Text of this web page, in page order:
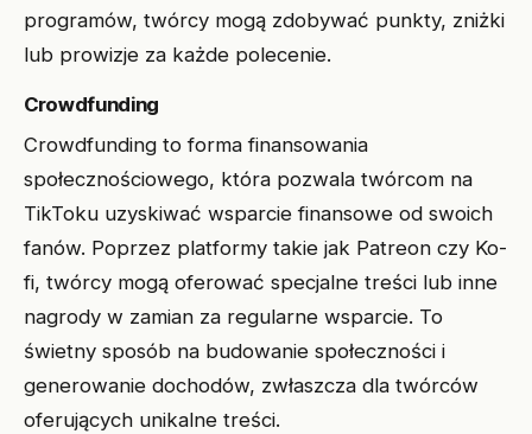
programów, twórcy mogą zdobywać punkty, zniżki
lub prowizje za każde polecenie.
Crowdfunding
Crowdfunding to forma finansowania
społecznościowego, która pozwala twórcom na
TikToku uzyskiwać wsparcie finansowe od swoich
fanów. Poprzez platformy takie jak Patreon czy Ko-
fi, twórcy mogą oferować specjalne treści lub inne
nagrody w zamian za regularne wsparcie. To
świetny sposób na budowanie społeczności i
generowanie dochodów, zwłaszcza dla twórców
oferujących unikalne treści.